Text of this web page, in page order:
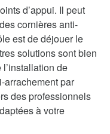
d’appui. Il peut
cornières anti-
est de déjouer le
solutions sont bien
de
arrachement par
des professionnels
à votre